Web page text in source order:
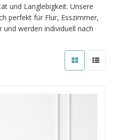
und Langlebigkeit. Unsere
perfekt für Flur, Esszimmer,
werden individuell nach